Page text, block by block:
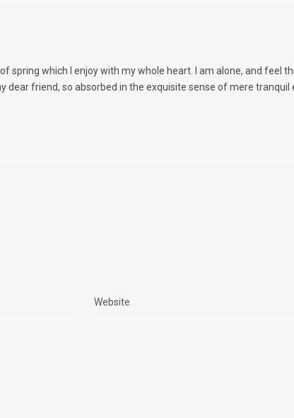
spring which I enjoy with my whole heart. I am alone, and feel
friend, so absorbed in the exquisite sense of mere tranquil